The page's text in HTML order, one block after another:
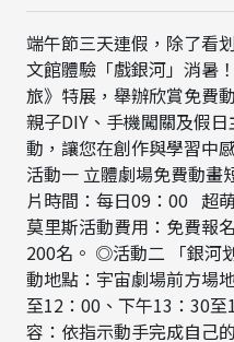
端午節三天連假，除了看
文館體驗「戲銀河」消暑
旅》特展，舉辦欣賞免費
親子DIY、手機闖關及假
動，讓您在創作與學習中
活動一 立體劇場免費動畫
片時間：每日09：00 超
莫里斯活動費用：免費報
200名。 ◎活動二 「銀河
動地點：宇宙劇場前方場
至12：00、下午13：30
容：依指示動手完成自己